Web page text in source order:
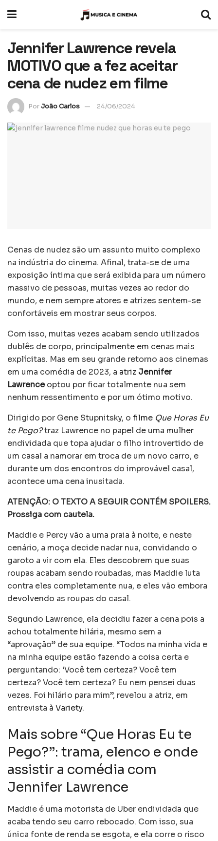
Jennifer Lawrence revela
MOTIVO que a fez aceitar
cena de nudez em filme
PorJoão Carlos 24/06/2024
Cenas de nudez são um assunto muito complexo
na indústria do cinema. Afinal, trata-se de uma
exposição íntima que será exibida para um número
massivo de pessoas, muitas vezes ao redor do
mundo, e nem sempre atores e atrizes sentem-se
confortáveis em mostrar seus corpos.
Com isso, muitas vezes acabam sendo utilizados
dublês de corpo, principalmente em cenas mais
explícitas. Mas em seu grande retorno aos cinemas
em uma comédia de 2023, a atriz Jennifer
Lawrenceoptou por ficar totalmente nua sem
nenhum ressentimento e por um ótimo motivo.
Dirigido por Gene Stupnitsky, o filme Que Horas Eu
te Pego?traz Lawrence no papel de uma mulher
endividada que topa ajudar o filho introvertido de
um casal a namorar em troca de um novo carro, e
durante um dos encontros do improvável casal,
acontece uma cena inusitada.
ATENÇÃO: O TEXTO A SEGUIR CONTÉM SPOILERS.
Prossiga com cautela.
Maddie e Percy vão a uma praia à noite, e neste
cenário, a moça decide nadar nua, convidando o
garoto a vir com ela. Eles descobrem que suas
roupas acabam sendo roubadas, mas Maddie luta
contra eles completamente nua, e eles vão embora
devolvendo as roupas do casal.
Segundo Lawrence, ela decidiu fazer a cena pois a
achou totalmente hilária, mesmo sem a
“aprovação” de sua equipe. “Todos na minha vida e
na minha equipe estão fazendo a coisa certa e
perguntando: ‘Você tem certeza? Você tem
certeza? Você tem certeza? Eu nem pensei duas
vezes. Foi hilário para mim”, revelou a atriz, em
entrevista à Variety.
Mais sobre “Que Horas Eu te
Pego?”: trama, elenco e onde
assistir a comédia com
Jennifer Lawrence
Maddie é uma motorista de Uber endividada que
acaba tendo seu carro rebocado. Com isso, sua
única fonte de renda se esgota, e ela corre o risco